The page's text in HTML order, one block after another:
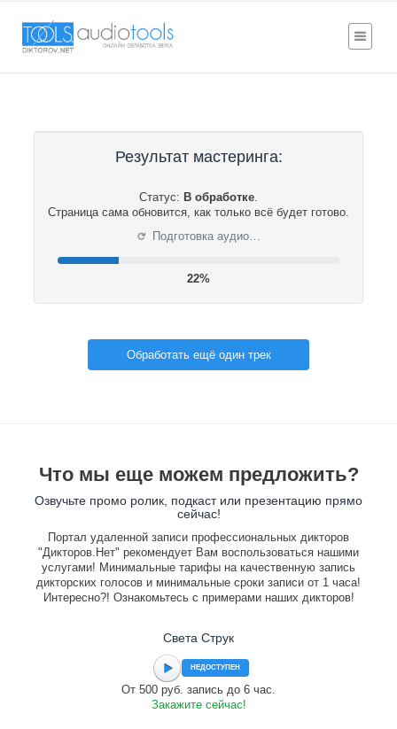
Результат мастеринга:
Статус: В обработке.
Страница сама обновится, как только всё будет готово.
⟳ Подготовка аудио…
22%
Обработать ещё один трек
Что мы еще можем предложить?
Озвучьте промо ролик, подкаст или презентацию прямо
сейчас!
Портал удаленной записи профессиональных дикторов
"Дикторов.Нет" рекомендует Вам воспользоваться нашими
услугами! Минимальные тарифы на качественную запись
дикторских голосов и минимальные сроки записи от 1 часа!
Интересно?! Ознакомьтесь с примерами наших дикторов!
Света Струк
НЕДОСТУПЕН
От 500 руб. запись до 6 час.
Закажите сейчас!